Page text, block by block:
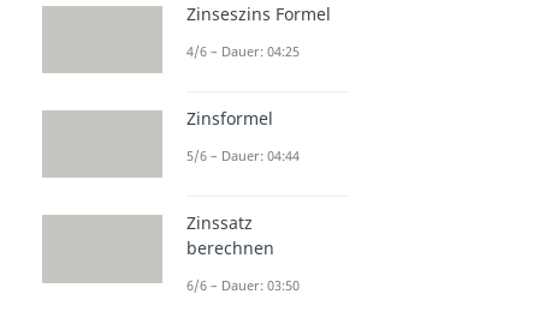
Zinseszins Formel
4/6 – Dauer: 04:25
Zinsformel
5/6 – Dauer: 04:44
Zinssatz
berechnen
6/6 – Dauer: 03:50